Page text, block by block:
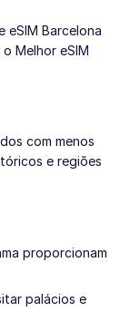
eSIM Barcelona
Melhor eSIM
com menos
e regiões
proporcionam
palácios e